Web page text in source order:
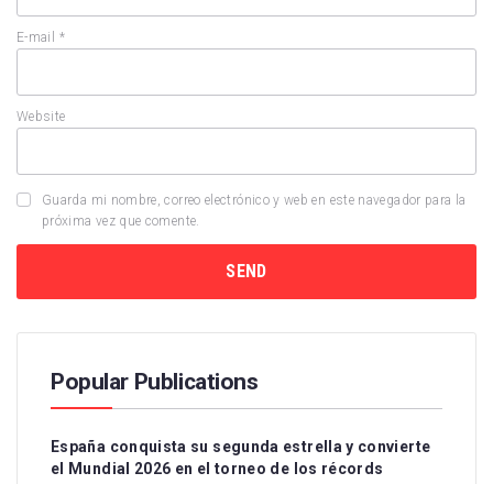
E-mail *
Website
Guarda mi nombre, correo electrónico y web en este navegador para la
próxima vez que comente.
Popular Publications
España conquista su segunda estrella y convierte
el Mundial 2026 en el torneo de los récords